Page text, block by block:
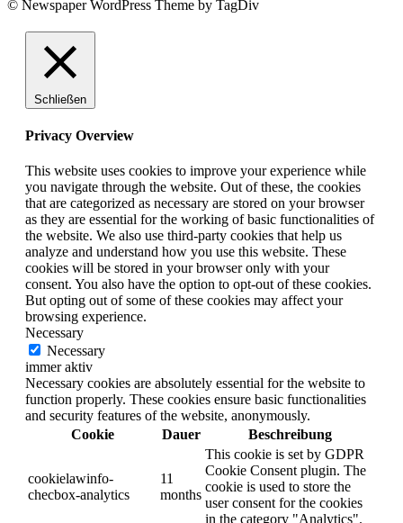
© Newspaper WordPress Theme by TagDiv
Schließen
Privacy Overview
This website uses cookies to improve your experience while
you navigate through the website. Out of these, the cookies
that are categorized as necessary are stored on your browser
as they are essential for the working of basic functionalities of
the website. We also use third-party cookies that help us
analyze and understand how you use this website. These
cookies will be stored in your browser only with your
consent. You also have the option to opt-out of these cookies.
But opting out of some of these cookies may affect your
browsing experience.
Necessary
Necessary
immer aktiv
Necessary cookies are absolutely essential for the website to
function properly. These cookies ensure basic functionalities
and security features of the website, anonymously.
Cookie
Dauer Beschreibung
cookielawinfo-
checbox-analytics
11
months
This cookie is set by GDPR
Cookie Consent plugin. The
cookie is used to store the
user consent for the cookies
in the category "Analytics".